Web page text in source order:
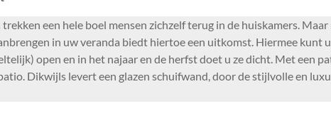
een hele boel mensen zichzelf terug in de huiskamers.
in uw veranda biedt hiertoe een uitkomst. Hiermee
open en in het najaar en de herfst doet u ze dicht. Met een
Dikwijls levert een glazen schuifwand, door de stijlvolle en